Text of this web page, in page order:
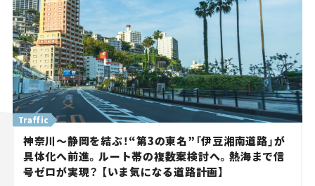
Traffic
神奈川～静岡を結ぶ！“第3の東名”「伊豆湘南道路」が
具体化へ前進。ルート帯の複数案検討へ。熱海まで信
号ゼロが実現？ 【いま気になる道路計画】